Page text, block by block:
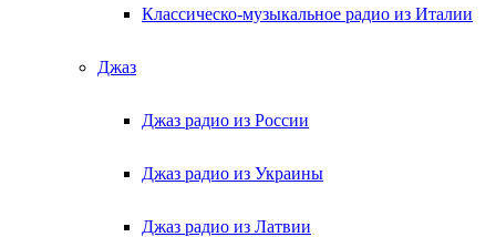
Классическо-музыкальное радио из Италии
Джаз
Джаз радио из России
Джаз радио из Украины
Джаз радио из Латвии